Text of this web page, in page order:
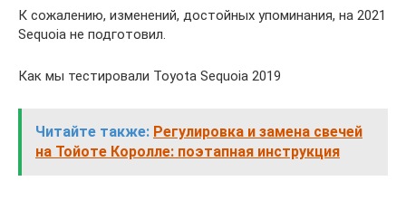
К сожалению, изменений, достойных упоминания, на 2021
Sequoia не подготовил.
Как мы тестировали Toyota Sequoia 2019
Читайте также: Регулировка и замена свечей
на Тойоте Королле: поэтапная инструкция